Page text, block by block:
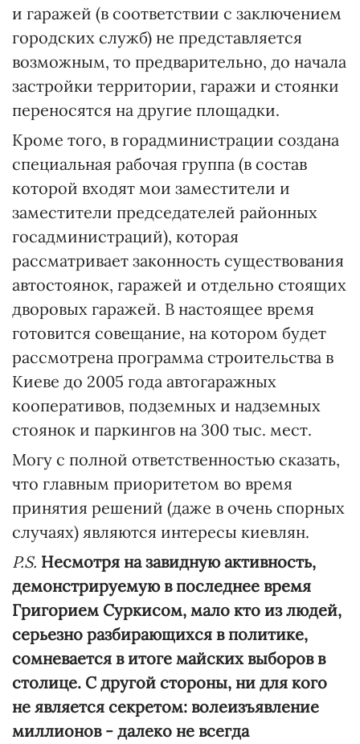
и гаражей (в соответствии с заключением
городских служб) не представляется
возможным, то предварительно, до начала
застройки территории, гаражи и стоянки
переносятся на другие площадки.
Кроме того, в горадминистрации создана
специальная рабочая группа (в состав
которой входят мои заместители и
заместители председателей районных
госадминистраций), которая
рассматривает законность существования
автостоянок, гаражей и отдельно стоящих
дворовых гаражей. В настоящее время
готовится совещание, на котором будет
рассмотрена программа строительства в
Киеве до 2005 года автогаражных
кооперативов, подземных и надземных
стоянок и паркингов на 300 тыс. мест.
Могу с полной ответственностью сказать,
что главным приоритетом во время
принятия решений (даже в очень спорных
случаях) являются интересы киевлян.
P.S. Несмотря на завидную активность,
демонстрируемую в последнее время
Григорием Суркисом, мало кто из людей,
серьезно разбирающихся в политике,
сомневается в итоге майских выборов в
столице. С другой стороны, ни для кого
не является секретом: волеизъявление
миллионов - далеко не всегда